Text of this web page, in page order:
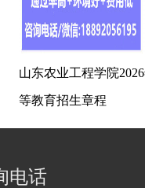
山东农业工程学院
等教育招生章程
电话